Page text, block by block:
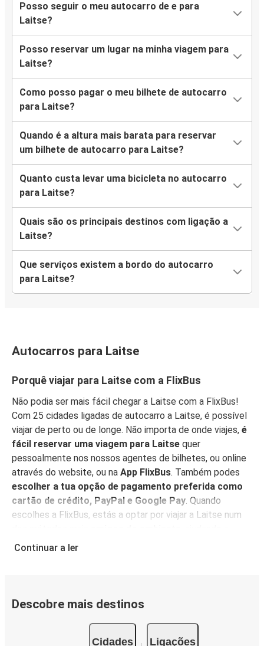
Posso seguir o meu autocarro de e para
Laitse?
Posso reservar um lugar na minha viagem para
Laitse?
Como posso pagar o meu bilhete de autocarro
para Laitse?
Quando é a altura mais barata para reservar
um bilhete de autocarro para Laitse?
Quanto custa levar uma bicicleta no autocarro
para Laitse?
Quais são os principais destinos com ligação a
Laitse?
Que serviços existem a bordo do autocarro
para Laitse?
Autocarros para Laitse
Porquê viajar para Laitse com a FlixBus
Não podia ser mais fácil chegar a Laitse com a FlixBus!
Com 25 cidades ligadas de autocarro a Laitse, é possível
viajar de perto ou de longe. Não importa de onde viajes, é
fácil reservar uma viagem para Laitse quer
pessoalmente nos nossos agentes de bilhetes, ou online
através do website, ou na App FlixBus. Também podes
escolher a tua opção de pagamento preferida como
cartão de crédito, PayPal e Google Pay. Quando
escolhes a FlixBus, estás a optar por viajar a Laitse num
reduzir as emissões relacionadas com o tráfego, e
Serviço a bordo
Tudo pronto para reservar a tua viagem para Laitse? Não
reservar o teu lugarcom antecedência
Continuar a ler
Descobre mais destinos
Cidades Ligações